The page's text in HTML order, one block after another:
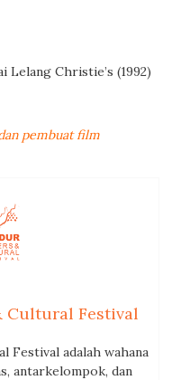
Lelang Christie’s (1992)
pembuat film
Cultural Festival
adalah wahana
antarkelompok, dan